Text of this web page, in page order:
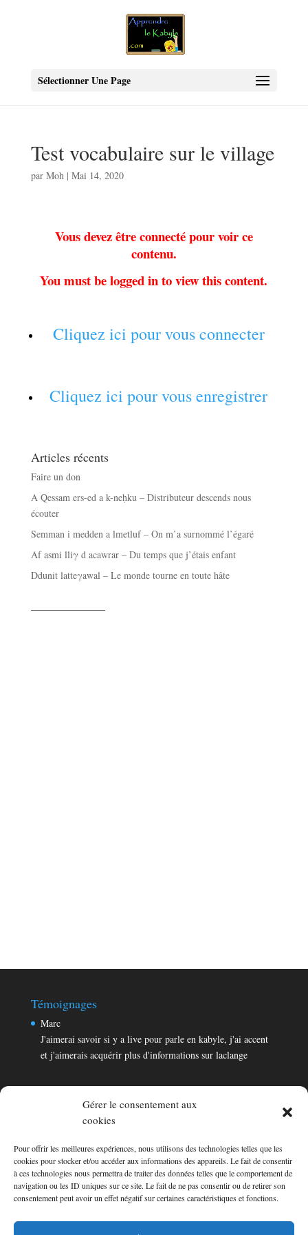
Gérer le consentement aux
cookies
Pour offrir les meilleures expériences, nous utilisons des technologies telles que les
cookies pour stocker et/ou accéder aux informations des appareils. Le fait de consentir
à ces technologies nous permettra de traiter des données telles que le comportement de
navigation ou les ID uniques sur ce site. Le fait de ne pas consentir ou de retirer son
consentement peut avoir un effet négatif sur certaines caractéristiques et fonctions.
Sélectionner Une Page
Test vocabulaire sur le village
par Moh| Mai 14, 2020
Vous devez être connecté pour voir ce
contenu.
You must be logged in to view this content.
Cliquez ici pour vous connecter
Cliquez ici pour vous enregistrer
Articles récents
Faire un don
A Qessam ers-ed a k-neḥku – Distributeur descends nous
écouter
Semman i medden a lmetluf – On m’a surnommé l’égaré
Af asmi lliγ d acawrar – Du temps que j’étais enfant
Ddunit latteγawal – Le monde tourne en toute hâte
——————
Témoignages
Marc
J'aimerai savoir si y a live pour parle en kabyle, j'ai accent
et j'aimerais acquérir plus d'informations sur laclange
Témoignages
Marc
J'aimerai savoir si y a live pour parle en kabyle, j'ai accent
et j'aimerais acquérir plus d'informations sur laclange
Consultez les témoignages